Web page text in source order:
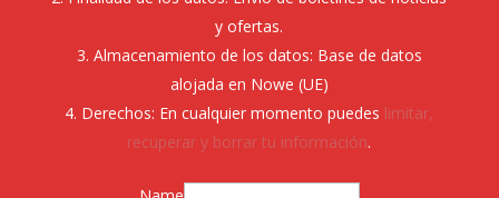
y ofertas.
Almacenamiento de los datos: Base de datos
alojada en Nowe (UE)
Derechos: En cualquier momento puedes limitar,
recuperar y borrar tu información.